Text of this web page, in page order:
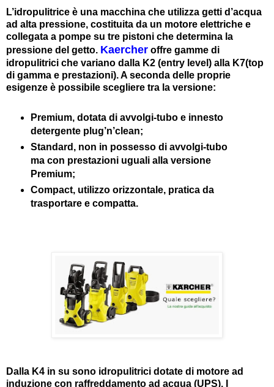
L’idropulitrice è una macchina che utilizza getti d’acqua
ad alta pressione, costituita da un motore elettriche e
collegata a pompe su tre pistoni che determina la
pressione del getto. Kaercher offre gamme di
idropulitrici che variano dalla K2 (entry level) alla K7(top
di gamma e prestazioni). A seconda delle proprie
esigenze è possibile scegliere tra la versione:
Premium, dotata di avvolgi-tubo e innesto
detergente plug’n’clean;
Standard, non in possesso di avvolgi-tubo
ma con prestazioni uguali alla versione
Premium;
Compact, utilizzo orizzontale, pratica da
trasportare e compatta.
Dalla K4 in su sono idropulitrici dotate di motore ad
induzione con raffreddamento ad acqua (UPS). I